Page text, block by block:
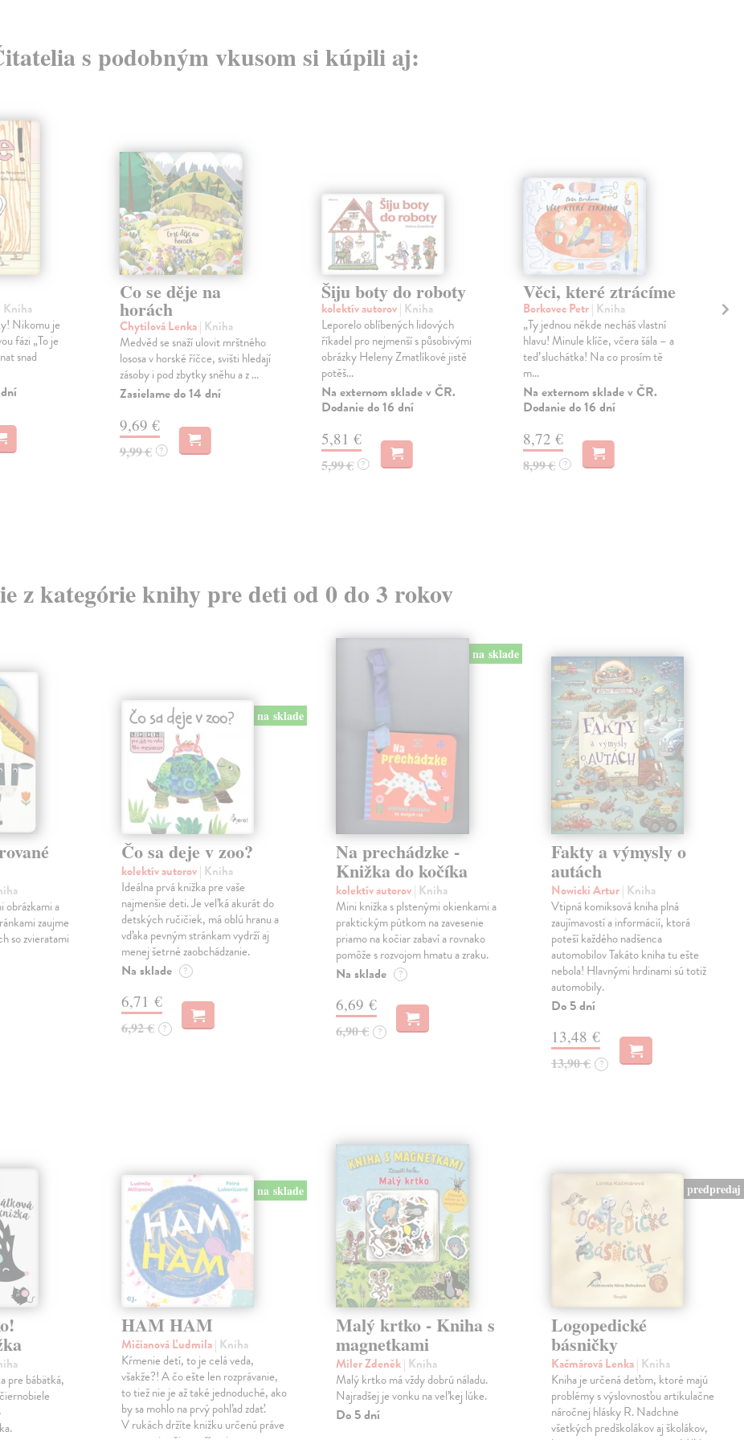
s podobným vkusom si kúpili aj:
| Kniha
Nikomu je
fázi „To je
snad
Co se děje na
horách
Chytilová Lenka| Kniha
Medvěd se snaží ulovit mrštného
lososa v horské říčce, svišti hledají
zásoby i pod zbytky sněhu a z ...
Zasielame do 14 dní
9,69 €
9,99 € ?
Šiju boty do roboty
kolektív autorov| Kniha
Leporelo oblíbených lidových
říkadel pro nejmenší s působivými
obrázky Heleny Zmatlíkové jistě
potěš...
Na externom sklade v ČR.
Dodanie do 16 dní
5,81 €
5,99 € ?
Věci, které ztrácíme
Borkovec Petr| Kniha
„Ty jednou někde necháš vlastní
hlavu! Minule klíče, včera šála – a
teď sluchátka! Na co prosím tě
m...
Na externom sklade v ČR.
Dodanie do 16 dní
8,72 €
8,99 € ?
z kategórie knihy pre deti od 0 do 3 rokov
obrázkami a
zaujme
so zvieratami
na sklade
Čo sa deje v zoo?
kolektív autorov| Kniha
Ideálna prvá knižka pre vaše
najmenšie deti. Je veľká akurát do
detských ručičiek, má oblú hranu a
vďaka pevným stránkam vydrží aj
menej šetrné zaobchádzanie.
Na sklade ?
6,71 €
6,92 € ?
na sklade
Na prechádzke -
Knižka do kočíka
kolektív autorov| Kniha
Mini knižka s plstenými okienkami a
praktickým pútkom na zavesenie
priamo na kočiar zabaví a rovnako
pomôže s rozvojom hmatu a zraku.
Na sklade ?
6,69 €
6,90 € ?
Fakty a výmysly o
autách
Nowicki Artur| Kniha
Vtipná komiksová kniha plná
zaujímavostí a informácií, ktorá
poteší každého nadšenca
automobilov Takáto kniha tu ešte
nebola! Hlavnými hrdinami sú totiž
automobily.
Do 5 dní
13,48 €
13,90 € ?
pre bábätká,
na sklade
HAM HAM
Mičianová Ľudmila| Kniha
Kŕmenie detí, to je celá veda,
všakže?! A čo ešte len rozprávanie,
to tiež nie je až také jednoduché, ako
by sa mohlo na prvý pohľad zdať.
V rukách držíte knižku určenú práve
Malý krtko - Kniha s
magnetkami
Miler Zdeněk| Kniha
Malý krtko má vždy dobrú náladu.
Najradšej je vonku na veľkej lúke.
Do 5 dní
predpredaj
Logopedické
básničky
Kačmárová Lenka| Kniha
Kniha je určená deťom, ktoré majú
problémy s výslovnosťou artikulačne
náročnej hlásky R. Nadchne
všetkých predškolákov aj školákov,